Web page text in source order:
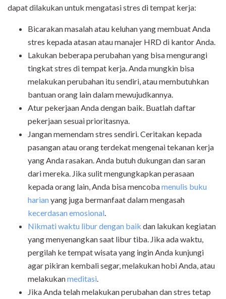
dapat dilakukan untuk mengatasi stres di tempat kerja:
Bicarakan masalah atau keluhan yang membuat Anda
stres kepada atasan atau manajer HRD di kantor Anda.
Lakukan beberapa perubahan yang bisa mengurangi
tingkat stres di tempat kerja. Anda mungkin bisa
melakukan perubahan itu sendiri, atau membutuhkan
bantuan orang lain dalam mewujudkannya.
Atur pekerjaan Anda dengan baik. Buatlah daftar
pekerjaan sesuai prioritasnya.
Jangan memendam stres sendiri. Ceritakan kepada
pasangan atau orang terdekat mengenai tekanan kerja
yang Anda rasakan. Anda butuh dukungan dan saran
dari mereka. Jika sulit mengungkapkan perasaan
kepada orang lain, Anda bisa mencobamenulis buku
harianyang juga bermanfaat dalam mengasah
kecerdasan emosional
Nikmati waktu libur dengan baik dan lakukan kegiatan
yang menyenangkan saat libur tiba. Jika ada waktu,
pergilah ke tempat wisata yang ingin Anda kunjungi
agar pikiran kembali segar, melakukan hobi Anda, atau
melakukanmeditasi
Jika Anda telah melakukan perubahan dan stres tetap